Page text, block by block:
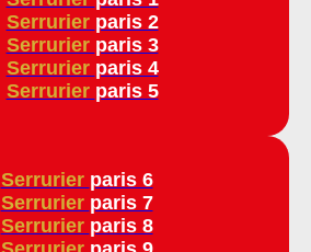
Serrurier paris 2
Serrurier paris 3
Serrurier paris 4
Serrurier paris 5
Serrurier paris 6
Serrurier paris 7
Serrurier paris 8